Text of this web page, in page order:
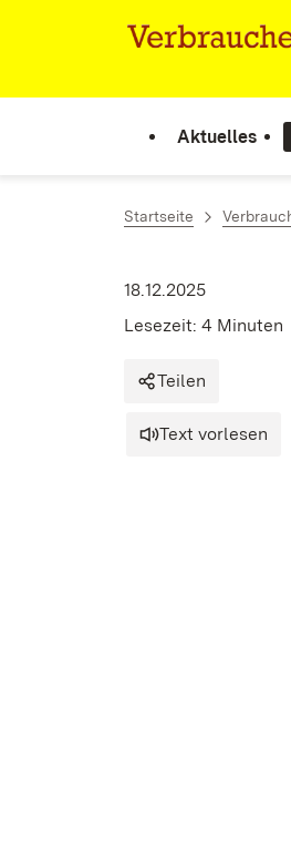
Zum Inhalt springen
Aktuelles
Startseite
18.12.2025
Lesezeit: 4 Minuten
Teilen
Text vorlesen